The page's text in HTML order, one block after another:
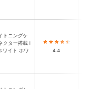
クター搭載 i
ワイト ホワ
4.4